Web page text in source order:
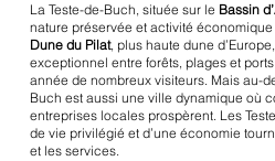
La Teste-de-Buch, située sur le Bassin
nature préservée et activité
Dune du Pilat, plus haute dune
exceptionnel entre forêts, plages et
année de nombreux visiteurs. Mais au-
Buch est aussi une ville dynamique où
entreprises locales prospèrent. Les
de vie privilégié et d’une économie
et les services.